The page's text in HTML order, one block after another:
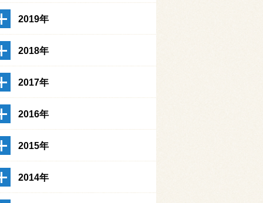
2019年
2018年
2017年
2016年
2015年
2014年